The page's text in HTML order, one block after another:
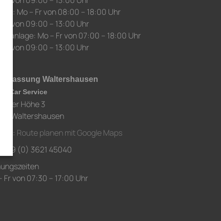
Mo – Fr von 08:00 – 18:00 Uhr
Sa von 09:00 – 13:00 Uhr
Mo – Fr von 07:00 – 18:00 Uhr
Sa von 09:00 – 13:00 Uhr
Waltershausen
Car Service
Höhe 3
Waltershausen
Route planen mit Google Maps
+49 (0) 3621 45040
Fr von 07:30 – 17:00 Uhr